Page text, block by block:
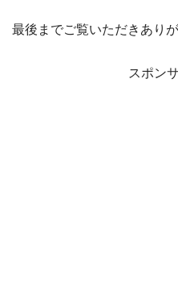
最後までご覧いただきあり
スポン